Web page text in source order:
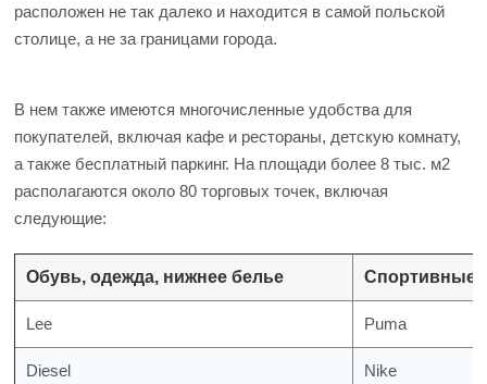
расположен не так далеко и находится в самой польской
столице, а не за границами города.
В нем также имеются многочисленные удобства для
покупателей, включая кафе и рестораны, детскую комнату,
а также бесплатный паркинг. На площади более 8 тыс. м2
располагаются около 80 торговых точек, включая
следующие:
Обувь, одежда, нижнее белье Спортивные
Lee Puma
Diesel Nike